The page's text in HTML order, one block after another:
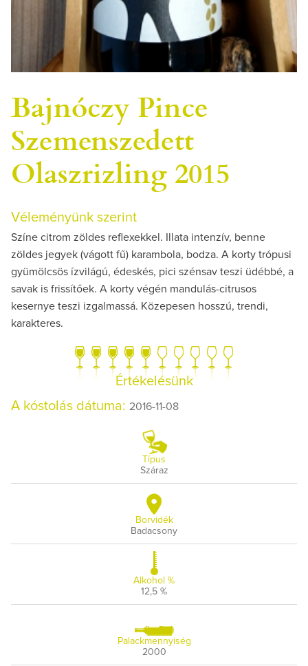
Bajnóczy Pince
Szemenszedett
Olaszrizling 2015
Véleményünk szerint
Színe citrom zöldes reflexekkel. Illata intenzív, benne
zöldes jegyek (vágott fű) karambola, bodza. A korty trópusi
gyümölcsös ízvilágú, édeskés, pici szénsav teszi üdébbé, a
savak is frissítőek. A korty végén mandulás-citrusos
kesernye teszi izgalmassá. Közepesen hosszú, trendi,
karakteres.
Értékelésünk
A kóstolás dátuma: 2016-11-08
Típus
Száraz
Borvidék
Badacsony
Alkohol %
12,5 %
Palackmennyiség
2000